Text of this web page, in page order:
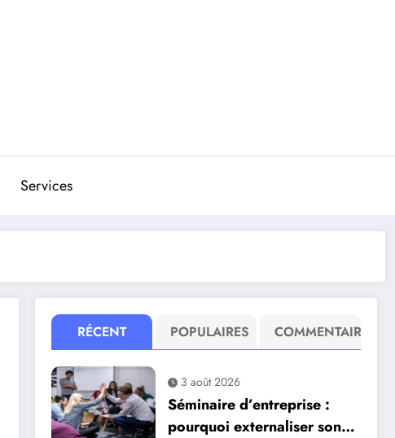
Services
RÉCENT POPULAIRES COMMENTAIRE
3 août 2026
Séminaire d’entreprise :
pourquoi externaliser son